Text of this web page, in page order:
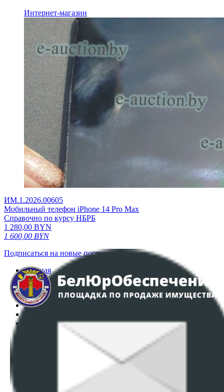
Интернет-магазин
ИМ.1.2026.00605
Мобильный телефон iPhone 14 Pro Max
Справочно по курсу НБРБ
1 280,00 BYN
1 600,00 BYN
Подписаться на новые поступления
Главная
Аукционы
Интернет-магазин
Регламент организации и проведения торгов
Политика в отношении обработки персональных
ПОЛОЖЕНИЕ О ПОЛИТИКЕ ОБРАБОТКИ COOKIE-
Настройки cookie-файлов